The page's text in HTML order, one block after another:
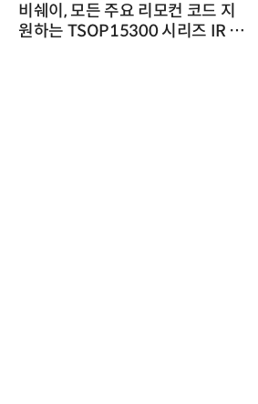
비쉐이, 모든 주요 리모컨 코드 지
원하는 TSOP15300 시리즈 IR 수